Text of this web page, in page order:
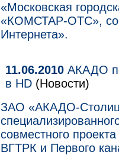
«Московская
«КОМСТАР-ОТС»,
Интернета».
11.06.2010 АКАДО
в HD (Новости)
ЗАО «АКАДО-
совместного
ВГТРК и Первого